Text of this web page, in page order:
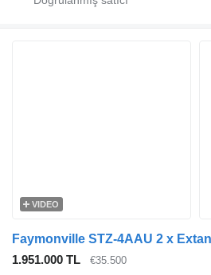
VIDEO
1.951.000 TL €35.500